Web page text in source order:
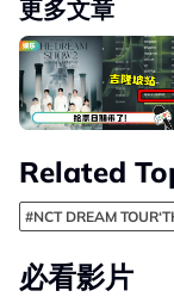
更多文章
Related
#NCT DREAM
必看影片